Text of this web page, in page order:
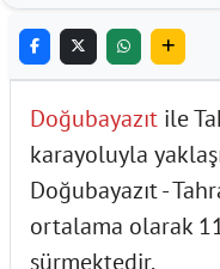
Doğubayazıt ile
karayoluyla
Doğubayazıt -
ortalama olarak
sürmektedir.